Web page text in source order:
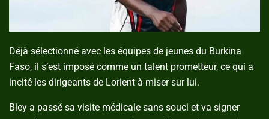
Déjà sélectionné avec les équipes de jeunes du Burkina
Faso, il s’est imposé comme un talent prometteur, ce qui a
incité les dirigeants de Lorient à miser sur lui.
Bley a passé sa visite médicale sans souci et va signer